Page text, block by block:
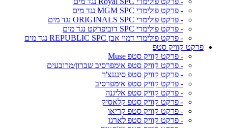
- פרקט פולימרי MGM SPC נגד מים
- פרקט פולימרי ORIGINALS SPC נגד מים
- פרקט פולימרי SPC דוביפרקט נגד מים
- פרקט פולימרי דמוי אבן REPUBLIC SPC נגד מים
פרקט קוויק סטפ
- פרקט קוויק סטפ Muse
- פרקט קוויק סטפ אימפרסיב שברון/מרובעים
- פרקט קוויק סטפ סינגנצ'ר
- פרקט קוויק סטפ אימפרסיב
- פרקט קוויק סטפ אליגנה
- פרקט קוויק סטפ קלאסיק
- פרקט קוויק סטפ קריאו
- פרקט קוויק סטפ לארגו